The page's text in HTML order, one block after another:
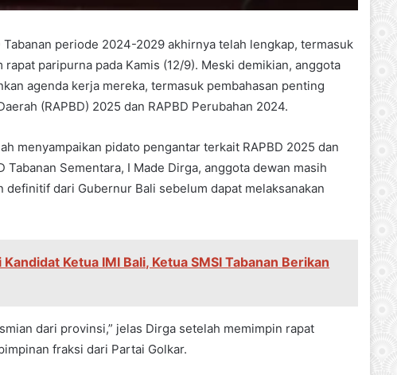
Tabanan periode 2024-2029 akhirnya telah lengkap, termasuk
paripurna pada Kamis (12/9). Meski demikian, anggota
agenda kerja mereka, termasuk pembahasan penting
(RAPBD) 2025 dan RAPBD Perubahan 2024.
menyampaikan pidato pengantar terkait RAPBD 2025 dan
Sementara, I Made Dirga, anggota dewan masih
dari Gubernur Bali sebelum dapat melaksanakan
Ketua IMI Bali, Ketua SMSI Tabanan Berikan
dari provinsi,” jelas Dirga setelah memimpin rapat
fraksi dari Partai Golkar.